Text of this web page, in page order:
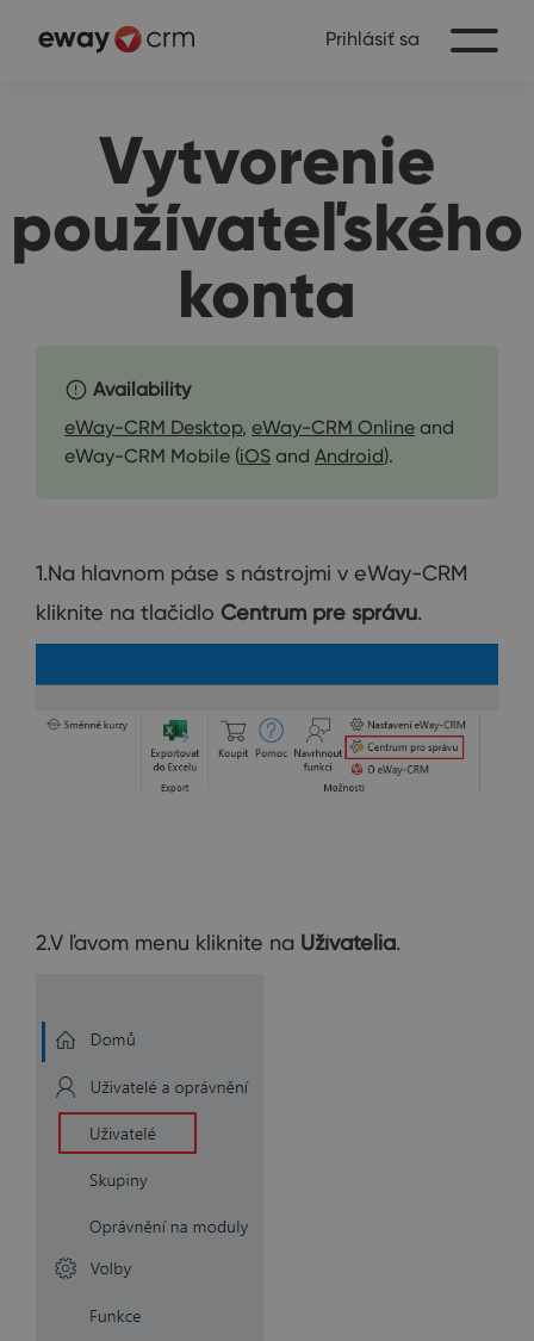
Prihlásiť sa
Vytvorenie
používateľského
konta
Availability
eWay-CRM Desktop, eWay-CRM Online and
eWay-CRM Mobile (iOS and Android).
1.Na hlavnom páse s nástrojmi v eWay-CRM
kliknite na tlačidlo Centrum pre správu.
2.V ľavom menu kliknite na Užívatelia.